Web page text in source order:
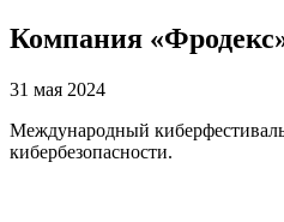
Компания
31 мая 2024
Международный
кибербезопасности.